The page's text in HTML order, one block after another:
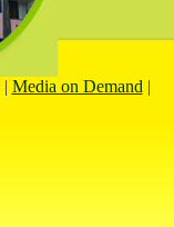
| Media on Demand |